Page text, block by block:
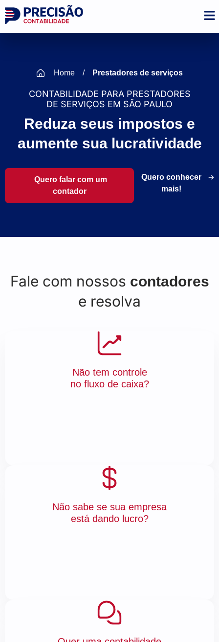
Home / Prestadores de serviços
CONTABILIDADE PARA PRESTADORES
DE SERVIÇOS EM SÃO PAULO
Reduza seus impostos e
aumente sua lucratividade
Quero falar com um
contador
Quero conhecer
mais!
Fale com nossos contadores
e resolva
Não tem controle
no fluxo de caixa?
Não sabe se sua empresa
está dando lucro?